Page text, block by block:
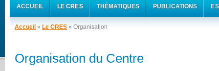
ACCUEIL LE CRES THÉMATIQUES PUBLICATIONS
Accueil » Le CRES » Organisation
Organisation du Centre